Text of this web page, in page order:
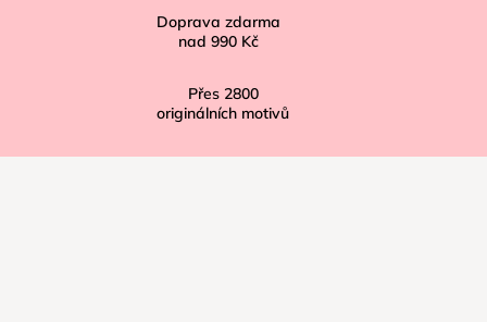
Doprava zdarma
nad 990 Kč
Přes 2800
originálních motivů